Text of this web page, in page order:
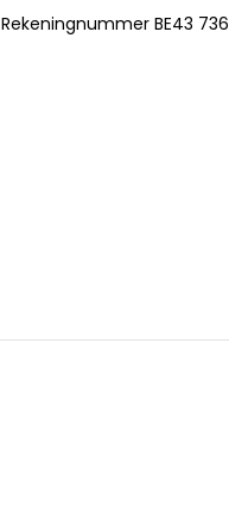
Rekeningnummer BE43